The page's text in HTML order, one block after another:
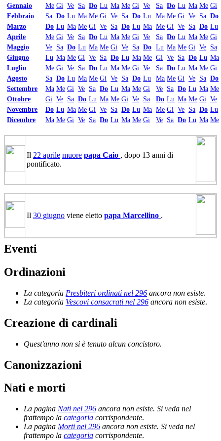
Gennaio Me Gi Ve Sa Do Lu Ma Me Gi Ve Sa Do Lu Ma Me Gi
Febbraio
Sa Do Lu Ma Me Gi Ve Sa Do Lu Ma Me Gi Ve Sa Do
Marzo
Do Lu Ma Me Gi Ve Sa Do Lu Ma Me Gi Ve Sa Do Lu
Aprile
Me Gi Ve Sa Do Lu Ma Me Gi Ve Sa Do Lu Ma Me Gi
Maggio
Ve Sa Do Lu Ma Me Gi Ve Sa Do Lu Ma Me Gi Ve Sa
Giugno
Lu Ma Me Gi Ve Sa Do Lu Ma Me Gi Ve Sa Do Lu Ma
Luglio
Me Gi Ve Sa Do Lu Ma Me Gi Ve Sa Do Lu Ma Me Gi
Agosto
Sa Do Lu Ma Me Gi Ve Sa Do Lu Ma Me Gi Ve Sa Do
Settembre
Ma Me Gi Ve Sa Do Lu Ma Me Gi Ve Sa Do Lu Ma Me
Ottobre
Gi Ve Sa Do Lu Ma Me Gi Ve Sa Do Lu Ma Me Gi Ve
Novembre
Do Lu Ma Me Gi Ve Sa Do Lu Ma Me Gi Ve Sa Do Lu
Dicembre
Ma Me Gi Ve Sa Do Lu Ma Me Gi Ve Sa Do Lu Ma Me
Il 22 aprile muore papa Caio , dopo 13 anni di
pontificato.
Il 30 giugno viene eletto papa Marcellino .
Eventi
Ordinazioni
La categoria Presbiteri ordinati nel 296 ancora non esiste.
La categoria Vescovi consacrati nel 296 ancora non esiste.
Creazione di cardinali
Quest'anno non si è tenuto alcun concistoro.
Canonizzazioni
Nati e morti
La pagina Nati nel 296 ancora non esiste. Si veda nel
frattempo la categoria corrispondente.
La pagina Morti nel 296 ancora non esiste. Si veda nel
frattempo la categoria corrispondente.